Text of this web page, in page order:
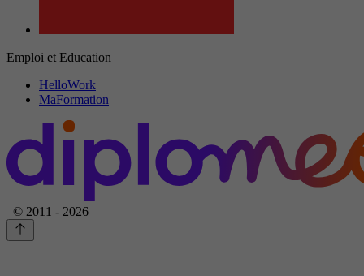
Emploi et Education
HelloWork
MaFormation
© 2011 - 2026